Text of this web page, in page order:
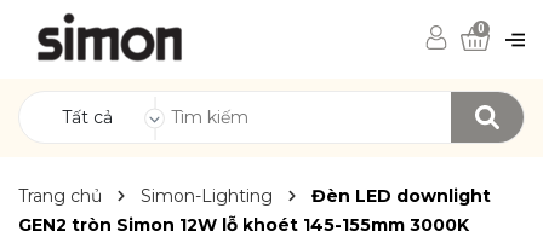
Tất cả
0
Trang chủ Simon-Lighting
Đèn LED downlight
GEN2 tròn Simon 12W lỗ khoét 145-155mm 3000K